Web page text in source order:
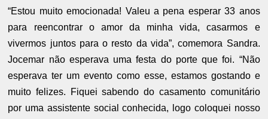
“Estou muito emocionada! Valeu a pena esperar 33 anos
para reencontrar o amor da minha vida, casarmos e
vivermos juntos para o resto da vida”, comemora Sandra.
Jocemar não esperava uma festa do porte que foi. “Não
esperava ter um evento como esse, estamos gostando e
muito felizes. Fiquei sabendo do casamento comunitário
por uma assistente social conhecida, logo coloquei nosso